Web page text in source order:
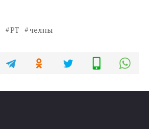
РТ челны